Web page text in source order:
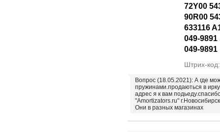
72Y00
90R00
633116
049-9891
049-9891
Штрих-
Вопрос (18.05.2021): А где
пружинами.продаються в
адрес я к вам
"Amortizators.ru"
Они в разных магазинах